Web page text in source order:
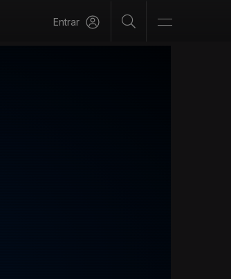
Entrar